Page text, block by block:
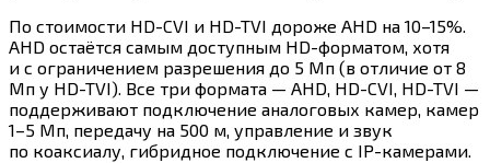
По стоимости HD-CVI и HD-TVI дороже AHD на 10–15%.
AHD остаётся самым доступным HD-форматом, хотя
и с ограничением разрешения до 5 Мп (в отличие от 8
Мп у HD-TVI). Все три формата — AHD, HD-CVI, HD-TVI —
поддерживают подключение аналоговых камер, камер
1–5 Мп, передачу на 500 м, управление и звук
по коаксиалу, гибридное подключение с IP-камерами.